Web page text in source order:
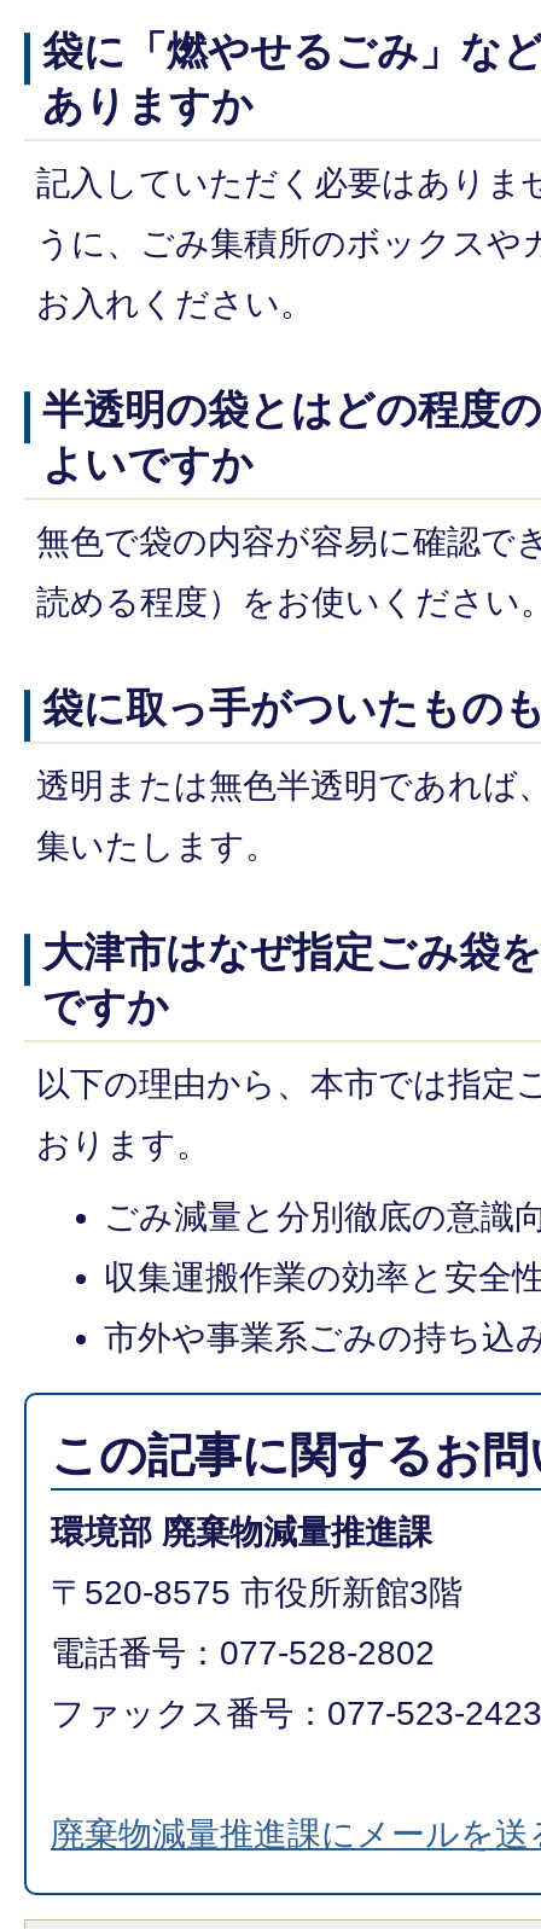
袋に「燃やせるごみ」な
ありますか
記入していただく必要はありま
うに、ごみ集積所のボックスや
お入れください。
半透明の袋とはどの程度
よいですか
無色で袋の内容が容易に確認で
読める程度）をお使いください
袋に取っ手がついたもの
透明または無色半透明であれば
集いたします。
大津市はなぜ指定ごみ袋
ですか
以下の理由から、本市では指定
おります。
ごみ減量と分別徹底の意識
収集運搬作業の効率と安全
市外や事業系ごみの持ち込
この記事に関するお
環境部 廃棄物減量推進課
〒520-8575 市役所新館3階
電話番号：077-528-2802
ファックス番号：077-523-2423
廃棄物減量推進課にメールを送